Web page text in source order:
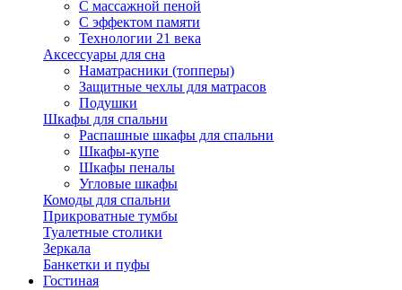
С массажной пеной
С эффектом памяти
Технологии 21 века
Аксессуары для сна
Наматрасники (топперы)
Защитные чехлы для матрасов
Подушки
Шкафы для спальни
Распашные шкафы для спальни
Шкафы-купе
Шкафы пеналы
Угловые шкафы
Комоды для спальни
Прикроватные тумбы
Туалетные столики
Зеркала
Банкетки и пуфы
Гостиная